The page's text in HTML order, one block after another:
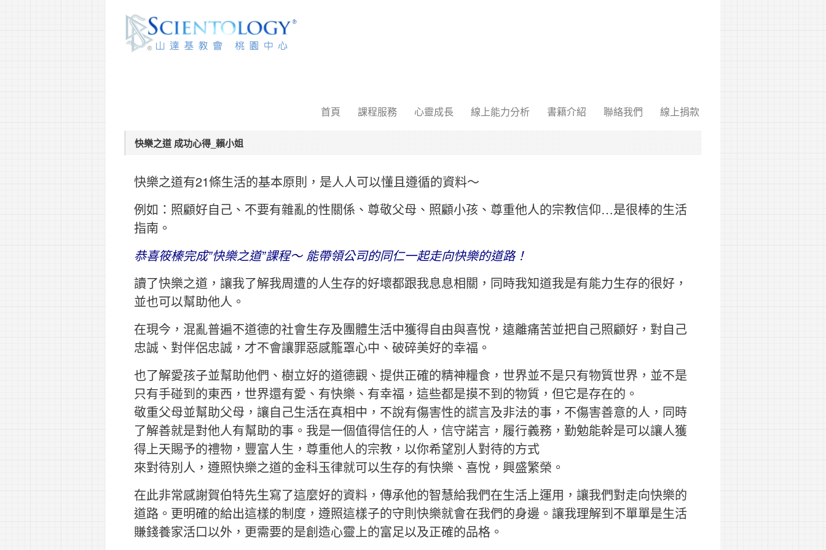
首頁 課程服務 心靈成長 線上能力分析 書籍介紹 聯絡我們 線上捐款
快樂之道 成功心得_賴小姐
快樂之道有21條生活的基本原則，是人人可以懂且遵循的資料～
例如：照顧好自己、不要有雜亂的性關係、尊敬父母、照顧小孩、尊重他人的宗教信仰…是很棒的生活
指南。
恭喜筱榛完成”快樂之道”課程～ 能帶領公司的同仁一起走向快樂的道路！
讀了快樂之道，讓我了解我周遭的人生存的好壞都跟我息息相關，同時我知道我是有能力生存的很好，
並也可以幫助他人。
在現今，混亂普遍不道德的社會生存及團體生活中獲得自由與喜悅，遠離痛苦並把自己照顧好，對自己
忠誠、對伴侶忠誠，才不會讓罪惡感籠罩心中、破碎美好的幸福。
也了解愛孩子並幫助他們、樹立好的道德觀、提供正確的精神糧食，世界並不是只有物質世界，並不是
只有手碰到的東西，世界還有愛、有快樂、有幸福，這些都是摸不到的物質，但它是存在的。
敬重父母並幫助父母，讓自己生活在真相中，不說有傷害性的謊言及非法的事，不傷害善意的人，同時
了解善就是對他人有幫助的事。我是一個值得信任的人，信守諾言，履行義務，勤勉能幹是可以讓人獲
得上天賜予的禮物，豐富人生，尊重他人的宗教，以你希望別人對待的方式
來對待別人，遵照快樂之道的金科玉律就可以生存的有快樂、喜悅，興盛繁榮。
在此非常感謝賀伯特先生寫了這麼好的資料，傳承他的智慧給我們在生活上運用，讓我們對走向快樂的
道路。更明確的給出這樣的制度，遵照這樣子的守則快樂就會在我們的身邊。讓我理解到不單單是生活
賺錢養家活口以外，更需要的是創造心靈上的富足以及正確的品格。